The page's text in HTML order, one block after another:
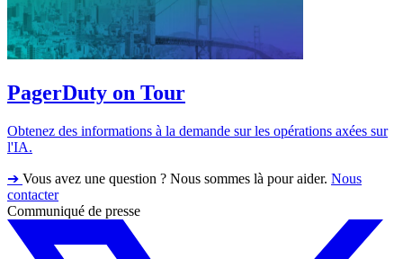
PagerDuty on Tour
Obtenez des informations à la demande sur les opérations axées sur
l'IA.
➔ Vous avez une question ? Nous sommes là pour aider. Nous
contacter
Communiqué de presse